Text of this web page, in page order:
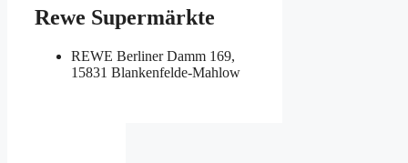
Rewe Supermärkte
REWE Berliner Damm 169,
15831 Blankenfelde-Mahlow